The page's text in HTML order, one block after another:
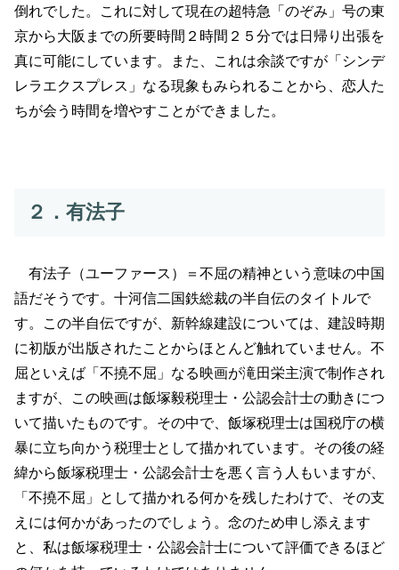
倒れでした。これに対して現在の超特急「のぞみ」号の東
京から大阪までの所要時間２時間２５分では日帰り出張を
真に可能にしています。また、これは余談ですが「シンデ
レラエクスプレス」なる現象もみられることから、恋人た
ちが会う時間を増やすことができました。
２．有法子
有法子（ユーファース）＝不屈の精神という意味の中国
語だそうです。十河信二国鉄総裁の半自伝のタイトルで
す。この半自伝ですが、新幹線建設については、建設時期
に初版が出版されたことからほとんど触れていません。不
屈といえば「不撓不屈」なる映画が滝田栄主演で制作され
ますが、この映画は飯塚毅税理士・公認会計士の動きにつ
いて描いたものです。その中で、飯塚税理士は国税庁の横
暴に立ち向かう税理士として描かれています。その後の経
緯から飯塚税理士・公認会計士を悪く言う人もいますが、
「不撓不屈」として描かれる何かを残したわけで、その支
えには何かがあったのでしょう。念のため申し添えます
と、私は飯塚税理士・公認会計士について評価できるほど